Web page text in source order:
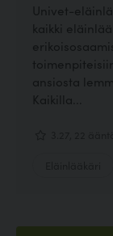
Univet-
kaikki
ansiosta
Kaikilla...